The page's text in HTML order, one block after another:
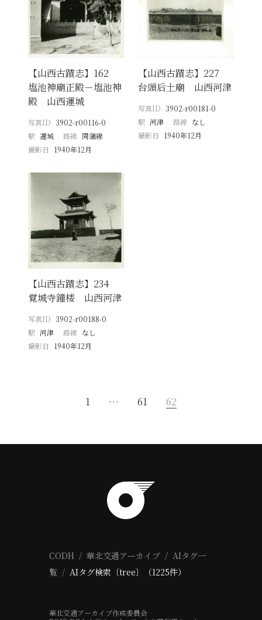
【山西古蹟志】162
塩池神廟正殿－塩池神
殿 山西運城
写真ID 3902-r00116-0
駅 運城 路線 同蒲線
撮影日
1940年12月
【山西古蹟志】227
台頭后土廟 山西河津
写真ID 3902-r00181-0
駅 河津 路線 なし
撮影日
1940年12月
【山西古蹟志】234
覚城寺鐘楼 山西河津
写真ID 3902-r00188-0
駅 河津 路線 なし
撮影日
1940年12月
1 … 61 62
CODH 華北交通アーカイブ
AIタグ一
覧
AIタグ検索〔tree〕（1225件）
華北交通アーカイブ作成委員会